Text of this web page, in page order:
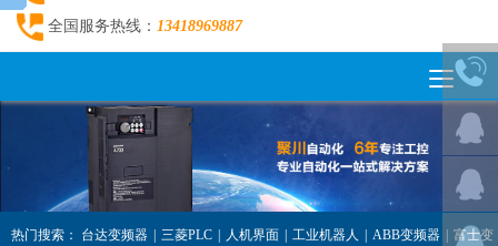
全国服务热线： 13418969887
Toggle
navigation
热门搜索： 台达变频器 三菱PLC 人机界面 工业机器人 ABB变频器 富士变